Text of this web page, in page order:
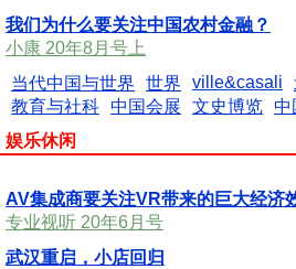
我们为什么要关注中国农村金融？
小康 20年8月号上
当代中国与世界
世界 ville&casali
教育与社科 中国会展 文史博览 中
娱乐休闲
AV集成商要关注VR带来的巨大经济
专业视听 20年6月号
武汉重启，小店回归